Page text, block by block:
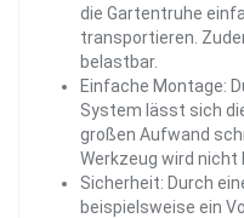
die Gartentruhe
transportieren.
belastbar.
Einfache Montage:
System lässt sich
großen Aufwand
Werkzeug wird nicht
Sicherheit: Durch
beispielsweise ein